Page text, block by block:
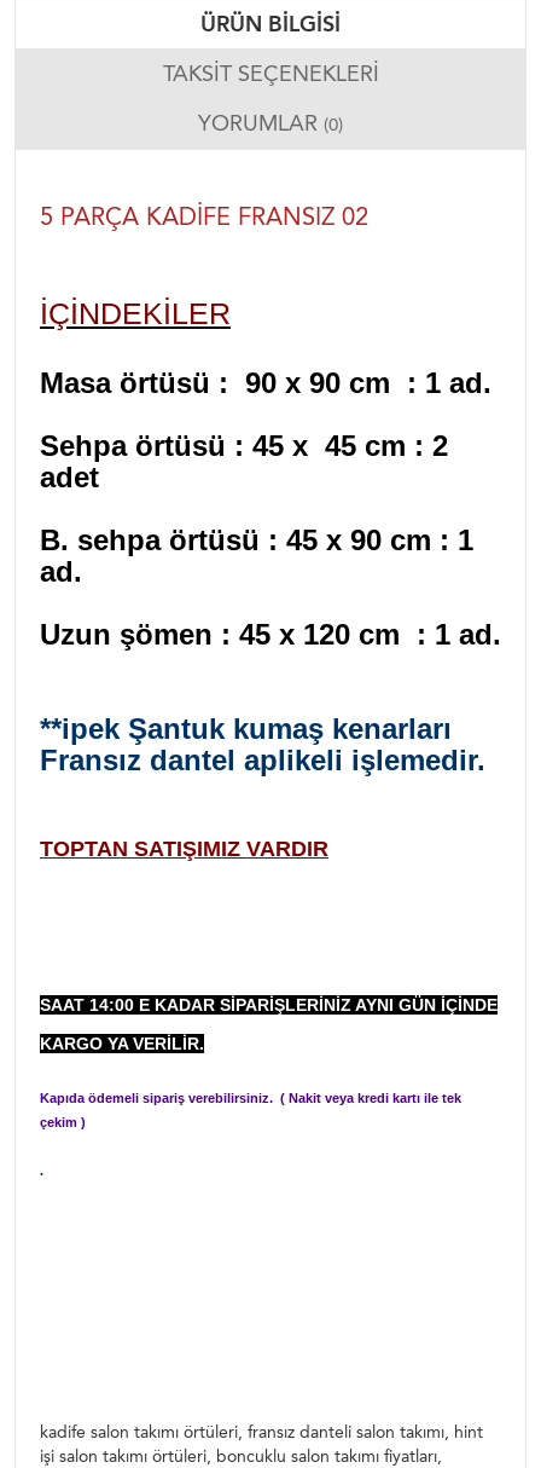
ÜRÜN BILGISI
TAKSIT SEÇENEKLERI
YORUMLAR (0)
5 PARÇA KADIFE FRANSIZ 02
İÇINDEKILER
Masa örtüsü : 90 x 90 cm : 1 ad.
Sehpa örtüsü : 45 x 45 cm : 2
adet
B. sehpa örtüsü : 45 x 90 cm : 1
ad.
Uzun şömen : 45 x 120 cm : 1 ad.
**ipek Şantuk kumaş kenarları
Fransız dantel aplikeli işlemedir.
TOPTAN SATIŞIMIZ VARDIR
SAAT 14:00 E KADAR SIPARIŞLERINIZ AYNI GÜN IÇINDE
KARGO YA VERILIR.
Kapıda ödemeli sipariş verebilirsiniz. ( Nakit veya kredi kartı ile tek
çekim )
.
kadife salon takımı örtüleri, fransız danteli salon takımı, hint
işi salon takımı örtüleri, boncuklu salon takımı fiyatları,